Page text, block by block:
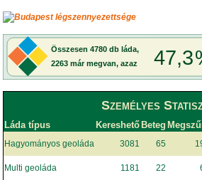
Személyes
Láda típus Kereshető Beteg
Hagyományos geoláda 3081 65
Multi geoláda
1181 22